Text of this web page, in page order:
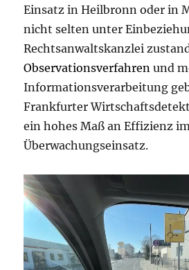
Einsatz in Heilbronn oder in
nicht selten unter
Rechtsanwaltskanzlei
Observationsverfahrenund
Informationsverarbeitung
Frankfurter
ein hohes Maß an Effizienz
Überwachungseinsatz.